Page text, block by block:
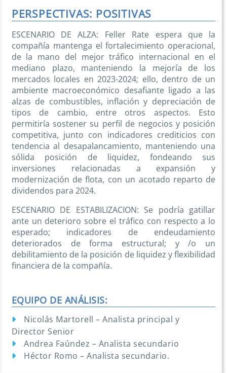
PERSPECTIVAS: POSITIVAS
ESCENARIO DE ALZA: Feller Rate espera que la
compañía mantenga el fortalecimiento operacional,
de la mano del mejor tráfico internacional en el
mediano plazo, manteniendo la mejoría de los
mercados locales en 2023-2024; ello, dentro de un
ambiente macroeconómico desafiante ligado a las
alzas de combustibles, inflación y depreciación de
tipos de cambio, entre otros aspectos. Esto
permitiría sostener su perfil de negocios y posición
competitiva, junto con indicadores crediticios con
tendencia al desapalancamiento, manteniendo una
sólida posición de liquidez, fondeando sus
inversiones relacionadas a expansión y
modernización de flota, con un acotado reparto de
dividendos para 2024.
ESCENARIO DE ESTABILIZACION: Se podría gatillar
ante un deterioro sobre el tráfico con respecto a lo
esperado; indicadores de endeudamiento
deteriorados de forma estructural; y /o un
debilitamiento de la posición de liquidez y flexibilidad
financiera de la compañía.
EQUIPO DE ANÁLISIS:
Nicolás Martorell – Analista principal y
Director Senior
Andrea Faúndez – Analista secundario
Héctor Romo – Analista secundario.